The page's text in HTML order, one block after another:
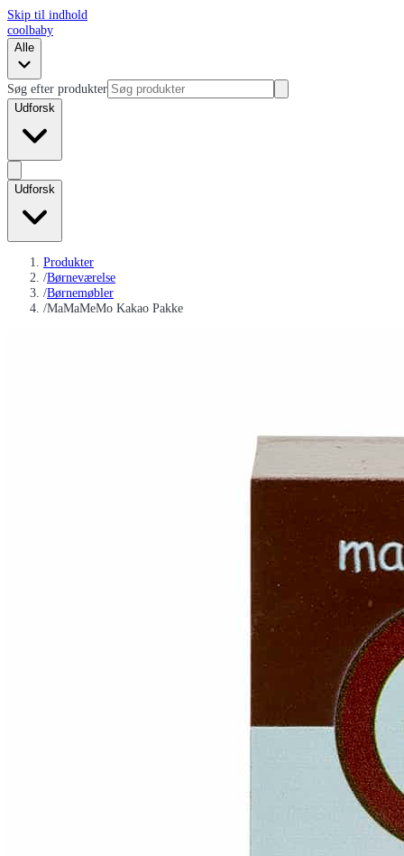
Skip til indhold
coolbaby
Alle
Søg efter produkter
Udforsk
Udforsk
Produkter
/Børneværelse
/Børnemøbler
/MaMaMeMo Kakao Pakke